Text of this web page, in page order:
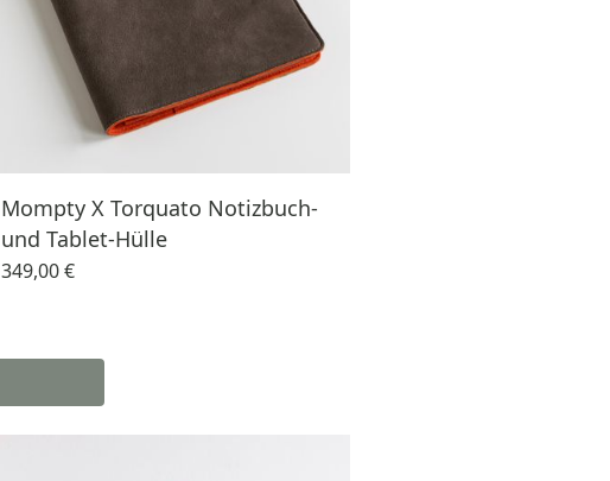
Mompty X Torquato Notizbuch-
und Tablet-Hülle
349,00 €